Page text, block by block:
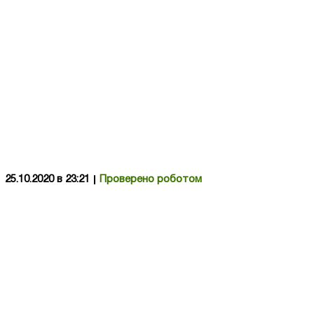
Проверено роботом
25.10.2020 в 23:21